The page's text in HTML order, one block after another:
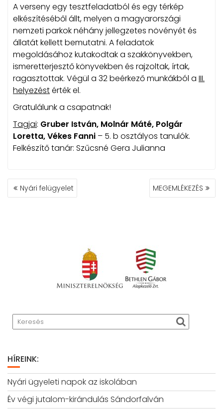
A verseny egy tesztfeladatból és egy térkép
elkészítéséből állt, melyen a magyarországi
nemzeti parkok néhány jellegzetes növényét és
állatát kellett bemutatni. A feladatok
megoldásához kutakodtak a szakkönyvekben,
ismeretterjesztő könyvekben és rajzoltak, írtak,
ragasztottak. Végül a 32 beérkező munkákból a III.
helyezéstérték el.
Gratulálunk a csapatnak!
Tagjai: Gruber István, Molnár Máté, Polgár
Loretta, Vékes Fanni – 5. b osztályos tanulók.
Felkészítő tanár: Szűcsné Gera Julianna
BEJEGYZÉS
NAVIGÁCIÓ
Nyári felügyelet MEGEMLÉKEZÉS
HÍREINK:
Nyári ügyeleti napok az iskolában
Év végi jutalom-kirándulás Sándorfalván